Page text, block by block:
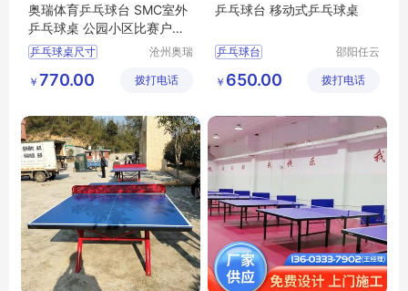
奥瑞体育乒乓球台 SMC室外
乒乓球桌 公园小区比赛户外
乒乓球案子
乒乓球桌尺寸
乒乓球案子
乒乓球桌厂家
沧州奥瑞
制造有限
￥ 770.00 拨打电话
乒乓球台 移动式乒乓球桌
乒乓球台
乒乓球桌 娄底乒乓球
邵阳任云
品有限公
￥ 650.00 拨打电话